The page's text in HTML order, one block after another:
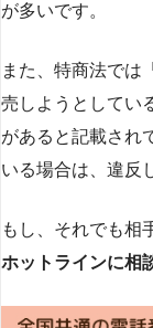
が多いです​​。
また、特商法では
売しようとしてい
があると記載され
いる場合は、違反
もし、それでも相
ホットラインに相